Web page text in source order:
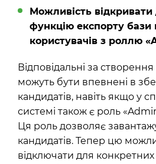
Можливість
функцію експорту бази
користувачів з роллю
Відповідальні за
можуть бути впевнені в
кандидатів, навіть якщо у
системі також є роль
Ця роль дозволяє
кандидатів. Тепер цю
відключати для